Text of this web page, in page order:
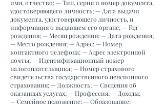
имя, отчество; — Тип, серия и номер документа,
удостоверяющего личность; — Дата выдачи
документа, удостоверяющего личность, и
информация о выдавшем его органе; — Год
рождения; — Месяц рождения; — Дата рождения;
— Место рождения; — Адрес; — Номер
контактного телефона; — Адрес электронной
почты; — Идентификационный номер
налогоплательщика; — Номер страхового
свидетельства государственного пенсионного
страхования; — Должность; — Сведения об
оказанных услугах; — Профессия; — Доходы;
— Семейное положение; — Образование;